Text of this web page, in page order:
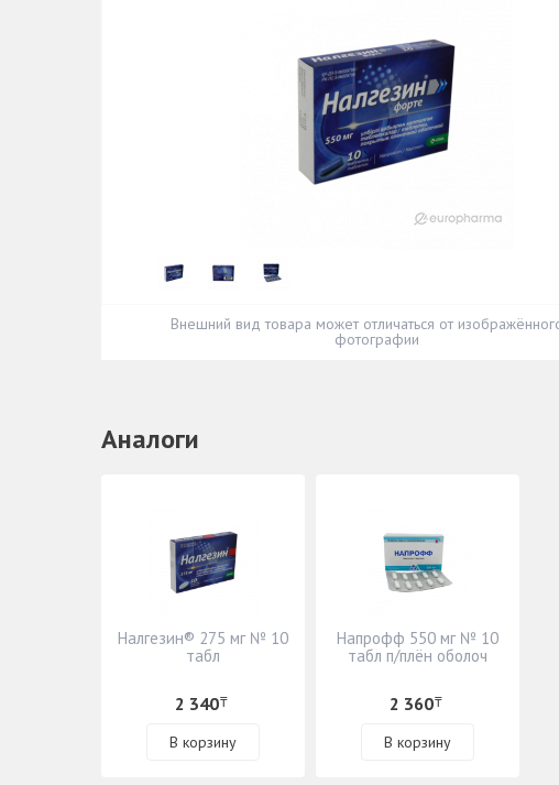
Внешний вид товара может отличаться от
фотографии
Аналоги
Налгезин® 275 мг № 10
табл
2 340₸
В корзину
Напрофф 550 мг № 10
табл п/плён оболоч
2 360₸
В корзину